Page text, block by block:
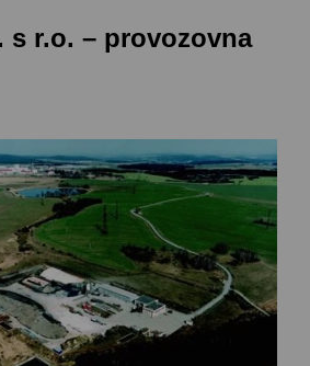
s r.o. – provozovna